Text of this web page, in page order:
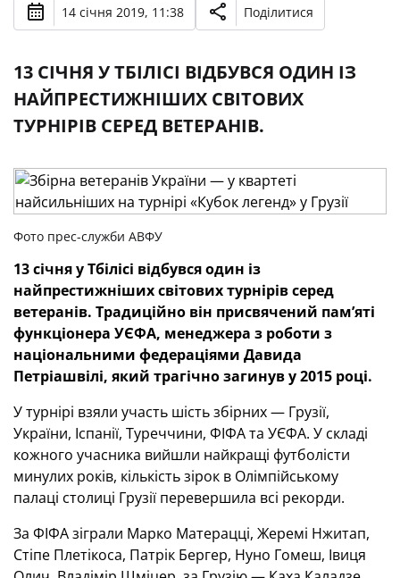
14 січня 2019, 11:38 Поділитися
13 СІЧНЯ У ТБІЛІСІ ВІДБУВСЯ ОДИН ІЗ
НАЙПРЕСТИЖНІШИХ СВІТОВИХ
ТУРНІРІВ СЕРЕД ВЕТЕРАНІВ.
Фото прес-служби АВФУ
13 січня у Тбілісі відбувся один із
найпрестижніших світових турнірів серед
ветеранів. Традиційно він присвячений пам’яті
функціонера УЄФА, менеджера з роботи з
національними федераціями Давида
Петріашвілі, який трагічно загинув у 2015 році.
У турнірі взяли участь шість збірних — Грузії,
України, Іспанії, Туреччини, ФІФА та УЄФА. У складі
кожного учасника вийшли найкращі футболісти
минулих років, кількість зірок в Олімпійському
палаці столиці Грузії перевершила всі рекорди.
За ФІФА зіграли Марко Матерацці, Жеремі Нжитап,
Стіпе Плетікоса, Патрік Бергер, Нуно Гомеш, Івиця